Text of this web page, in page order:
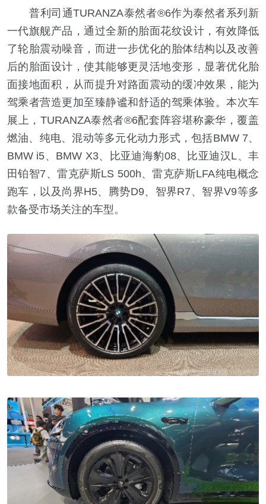
普利司通TURANZA泰然者®6作为泰然者系列新
一代旗舰产品，通过全新的胎面花纹设计，有效降低
了轮胎震动噪音，而进一步优化的胎体结构以及改善
后的胎面设计，使其能够更灵活地变形，显著优化胎
面接地面积，从而提升对路面震动的缓冲效果，能为
驾乘者营造更加至臻静谧和舒适的驾乘体验。本次车
展上，TURANZA泰然者®6配套阵容堪称豪华，覆盖
燃油、纯电、混动等多元化动力形式，包括BMW 7、
BMW i5、BMW X3、比亚迪海豹08、比亚迪汉L、丰
田铂智7、雷克萨斯LS 500h、雷克萨斯LFA纯电概念
跑车，以及尚界H5、腾势D9、智界R7、智界V9等多
款备受市场关注的车型。